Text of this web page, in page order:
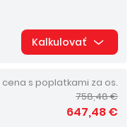
Kalkulovať
cena s poplatkami za os.
758,48 €
647,48 €